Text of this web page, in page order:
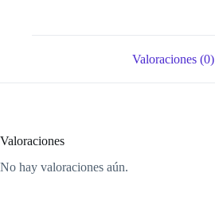
Valoraciones (0)
Valoraciones
No hay valoraciones aún.